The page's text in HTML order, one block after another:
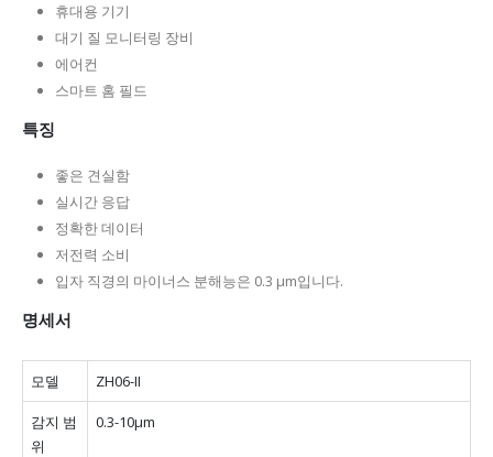
휴대용 기기
대기 질 모니터링 장비
에어컨
스마트 홈 필드
특징
좋은 견실함
실시간 응답
정확한 데이터
저전력 소비
입자 직경의 마이너스 분해능은 0.3 µm입니다.
명세서
모델 ZH06-II
감지 범
위
0.3-10μm